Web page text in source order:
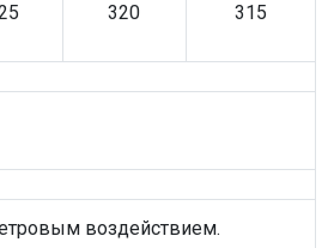
320 315
воздействием.